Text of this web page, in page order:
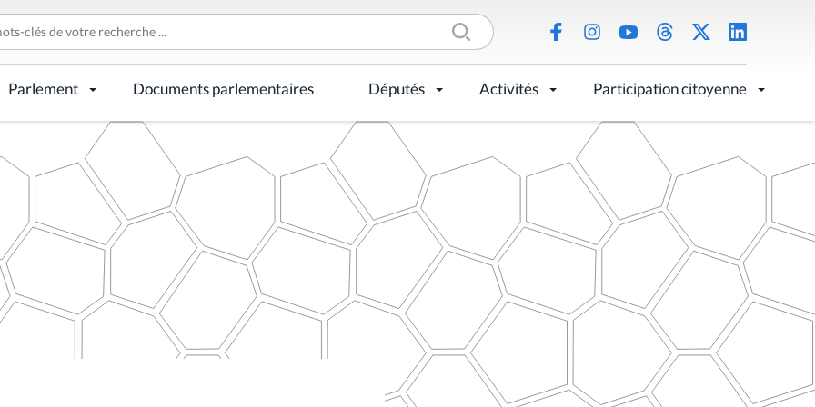
Parlement Documents parlementaires Députés Activités Participation citoyenne